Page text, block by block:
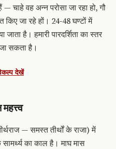
चाहे वह अन्न परोसा जा रहा हो, गौ
किए जा रहे हों। 24-48 घण्टों में
है। हमारी पारदर्शिता का स्तर
सकता है।
देखें
— समस्त तीर्थों के राजा) में
का काल है। माघ मास